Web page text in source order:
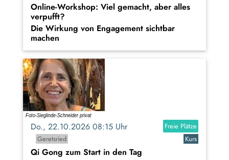
Online-Workshop: Viel gemacht, aber alles
verpufft?
Die Wirkung von Engagement sichtbar
machen
Do., 22.10.2026 08:15 Uhr
Freie Plätze
Geretsried
Kurs
Qi Gong zum Start in den Tag